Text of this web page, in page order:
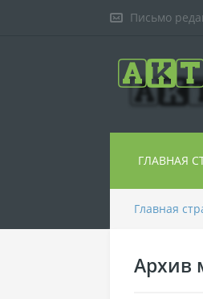
Письмо
ГЛАВНАЯ
Главная
Архив